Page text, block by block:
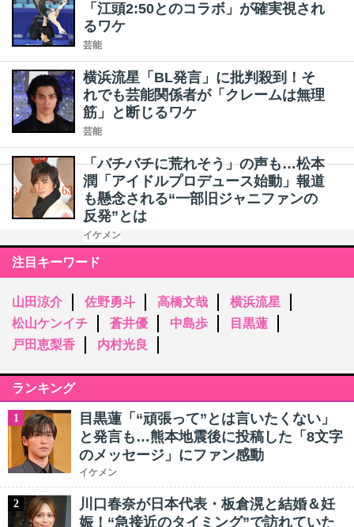
「江頭2:50とのコラボ」が確実視され
るワケ
芸能
横浜流星「BL発言」に批判殺到！そ
れでも芸能関係者が「クレームは無理
筋」と断じるワケ
芸能
「バチバチに荒れそう」の声も…松本
潤「アイドルプロデュース始動」報道
も懸念される“一部旧ジャニファンの
反発”とは
イケメン
注目キーワード
山田涼介 佐野勇斗 高橋文哉
横浜流星
松山ケンイチ
蒼井優 中島歩
目黒蓮
戸田恵梨香
内村光良
ランキング
1
目黒蓮「“頑張って”とは言いたくない」
と発言も…熊本地震後に投稿した「8文字
のメッセージ」にファン感動
イケメン
2
川口春奈が日本代表・板倉滉と結婚＆妊
娠！“急接近のタイミング”で訪れていた